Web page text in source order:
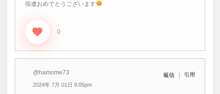
張遼おめでとうございます
0
@hamome73
2024年 7月 01日 8:05pm
返信 引用